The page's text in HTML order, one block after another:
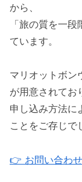
から、
「旅の質を一
ています。
マリオットボン
が用意されてお
申し込み方法に
ことをご存じで
👉 お問い合わ